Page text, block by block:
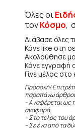
Όλες οι
τονΚόσμο,
Διάβασε όλες
Κάνε like στη
Ακολούθησε
Κάνε εγγραφή
Γίνε μέλος
Προσοχή!
παραπάνω
– Αναφέρεται ως
αναφορά.
– Στο τέλος του
– Σε ένα από τα